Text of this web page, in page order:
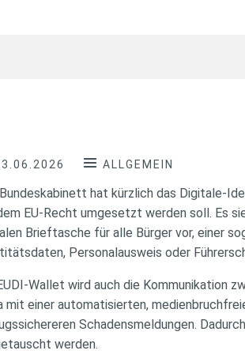
ALLGEMEIN
hat kürzlich das Digitale-
EU-Recht umgesetzt werden soll. Es
Brieftasche für alle Bürger vor, einer
Personalausweis oder
Wallet wird auch die Kommunikation
mit einer automatisierten,
Schadensmeldungen.
werden.